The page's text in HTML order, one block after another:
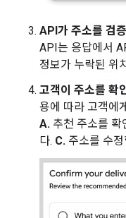
API가 주소를 검
API는 응답에서
정보가 누락된 위
고객이 주소를 확
용에 따라 고객에
A. 추천 주소를 확
다. C. 주소를 수